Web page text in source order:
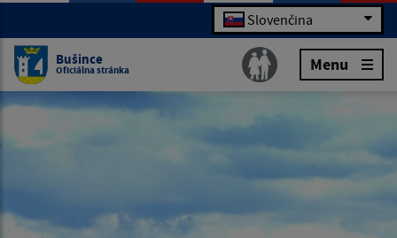
Slovenčina
Bušince
Oficiálna stránka Menu